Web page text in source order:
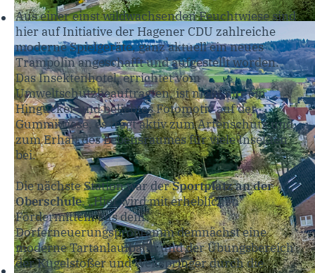
Aus einer einst wildwachsenden Feuchtwiese sind
hier auf Initiative der Hagener CDU zahlreiche
moderne Spielgeräte, ganz aktuell ein neues
Trampolin angeschafft und aufgestellt worden.
Das Insektenhotel, errichtet vom
Umweltschutzbeauftragten, ist nicht nur ein
Hingucker und beliebtes Fotomotiv auf der
Gummiwiese, es trägt aktiv zum Artenschutz und
zum Erhalt des Lebensraumes für viele Insekten
bei.
Die nächste Station war derSportplatz an der
Oberschule. „Hier wird mit erheblichen
Fördermitteln aus dem
Dorferneuerungsprogramm demnächst eine
moderne Tartanlaufbahn und der Übungsbereich
der Kugelstoßer und Weitspringer durch die